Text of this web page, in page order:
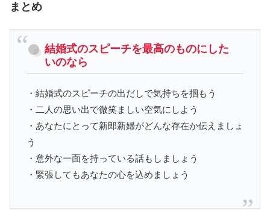
まとめ
結婚式のスピーチを最高のものにした
いのなら
・結婚式のスピーチの出だしで気持ちを掴もう
・二人の思い出で微笑ましい空気にしよう
・あなたにとって新郎新婦がどんな存在か伝えましょ
う
・意外な一面を持っている話もしましょう
・緊張してもあなたの心を込めましょう